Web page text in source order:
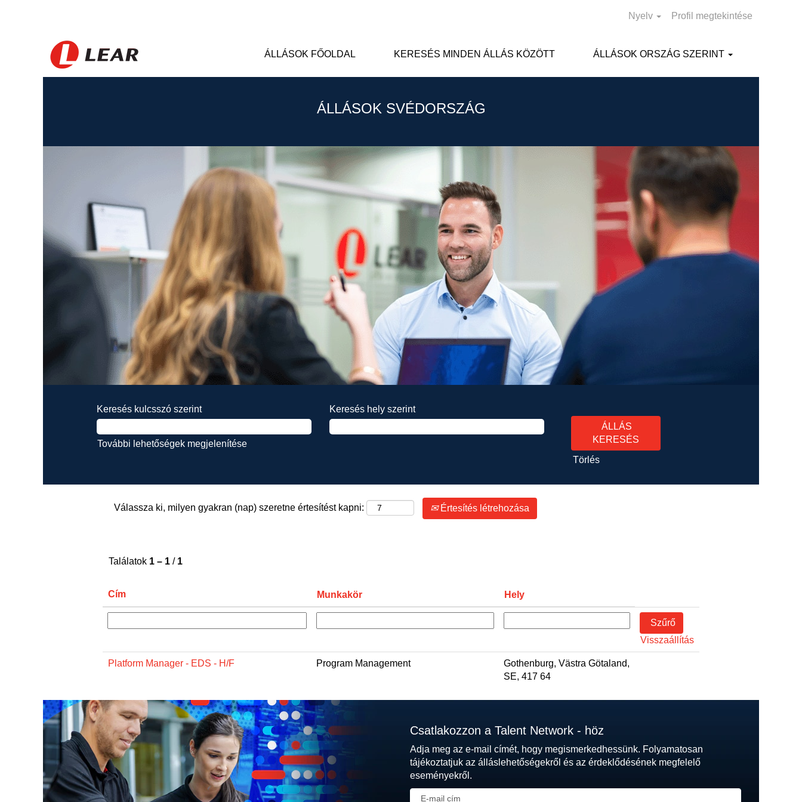
Nyelv Profil megtekintése
ÁLLÁSOK FŐOLDAL KERESÉS MINDEN ÁLLÁS KÖZÖTT ÁLLÁSOK ORSZÁG SZERINT
ÁLLÁSOK SVÉDORSZÁG
Keresés kulcsszó szerint Keresés hely szerint
További lehetőségek megjelenítése
Törlés
Válassza ki, milyen gyakran (nap) szeretne értesítést kapni: Értesítés létrehozása
Találatok 1 – 1 / 1
Cím Munkakör Hely
Visszaállítás
Platform Manager - EDS - H/F Program Management
Gothenburg, Västra Götaland,
SE, 417 64
Csatlakozzon a Talent Network - höz
Adja meg az e-mail címét, hogy megismerkedhessünk. Folyamatosan
tájékoztatjuk az álláslehetőségekről és az érdeklődésének megfelelő
eseményekről.